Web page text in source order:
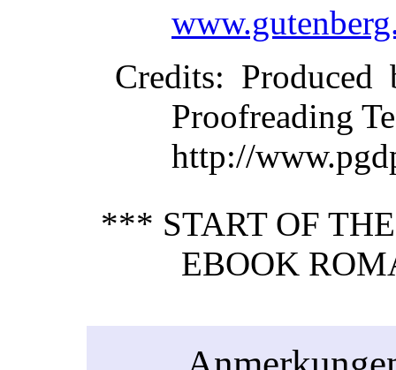
Credits: Produced
Proofreading
http://
*** START OF
EBOOK